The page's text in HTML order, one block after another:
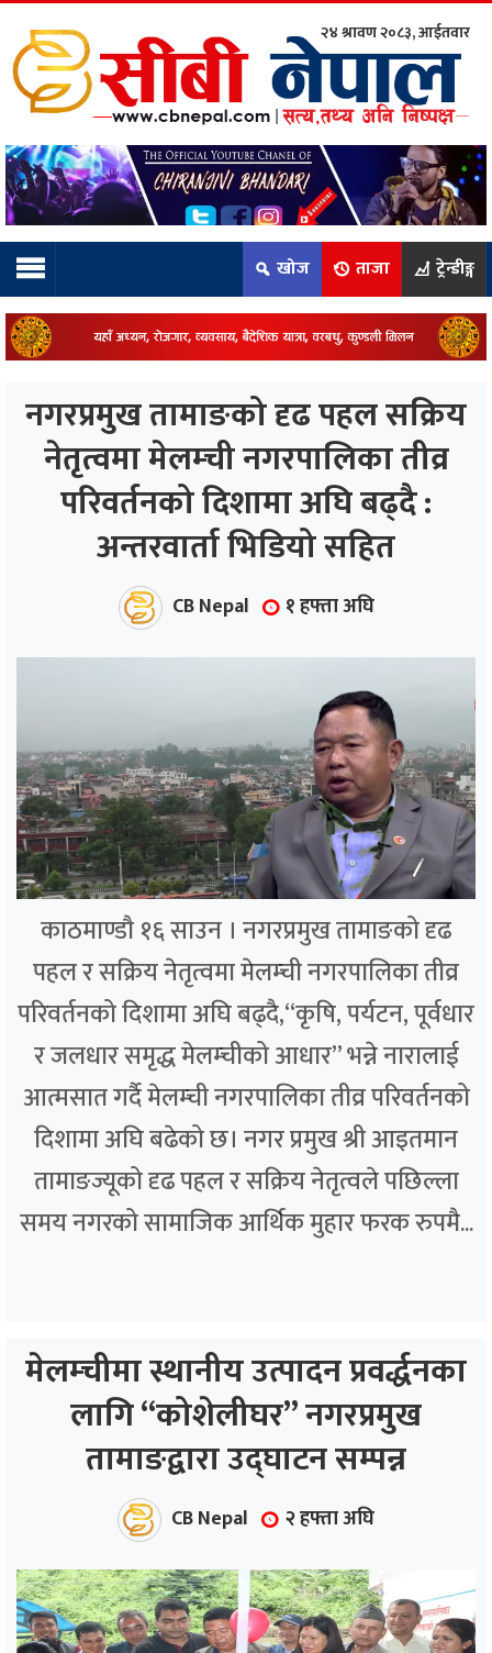
टिम:
२४ श्रावण २०८३, आईतवार
खोज ताजा ट्रेन्डीङ्ग
नगरप्रमुख तामाङको दृढ पहल सक्रिय
नेतृत्वमा मेलम्ची नगरपालिका तीव्र
परिवर्तनको दिशामा अघि बढ्दै :
अन्तरवार्ता भिडियो सहित
CB Nepal १ हफ्ता अघि
काठमाण्डौ १६ साउन । नगरप्रमुख तामाङको दृढ
पहल र सक्रिय नेतृत्वमा मेलम्ची नगरपालिका तीव्र
परिवर्तनको दिशामा अघि बढ्दै,“कृषि, पर्यटन, पूर्वधार
र जलधार समृद्ध मेलम्चीको आधार” भन्ने नारालाई
आत्मसात गर्दै मेलम्ची नगरपालिका तीव्र परिवर्तनको
दिशामा अघि बढेको छ। नगर प्रमुख श्री आइतमान
तामाङज्यूको दृढ पहल र सक्रिय नेतृत्वले पछिल्ला
समय नगरको सामाजिक आर्थिक मुहार फरक रुपमै...
मेलम्चीमा स्थानीय उत्पादन प्रवर्द्धनका
लागि “कोशेलीघर” नगरप्रमुख
तामाङद्वारा उद्घाटन सम्पन्न
CB Nepal २ हफ्ता अघि